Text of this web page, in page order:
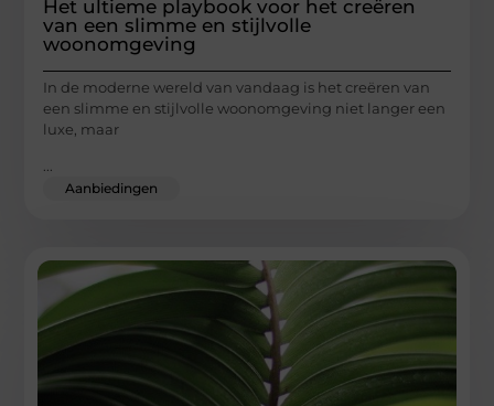
Het ultieme playbook voor het creëren
van een slimme en stijlvolle
woonomgeving
In de moderne wereld van vandaag is het creëren van
een slimme en stijlvolle woonomgeving niet langer een
luxe, maar
...
Aanbiedingen